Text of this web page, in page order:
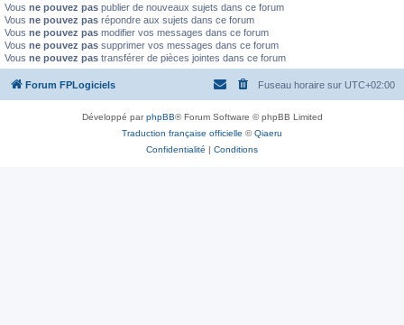
Vous ne pouvez pas publier de nouveaux sujets dans ce forum
Vous ne pouvez pas répondre aux sujets dans ce forum
Vous ne pouvez pas modifier vos messages dans ce forum
Vous ne pouvez pas supprimer vos messages dans ce forum
Vous ne pouvez pas transférer de pièces jointes dans ce forum
Forum FPLogiciels Fuseau horaire sur UTC+02:00
Développé parphpBB® Forum Software © phpBB Limited
Traduction française officielle ©Qiaeru
Confidentialité | Conditions